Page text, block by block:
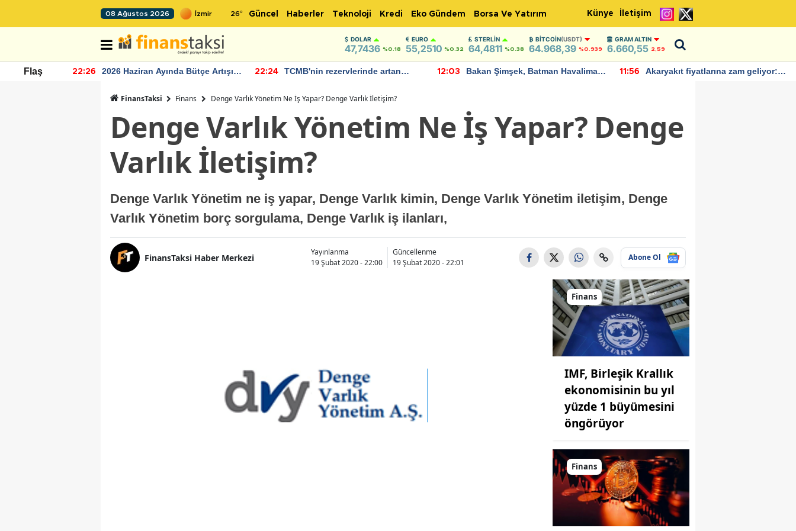
08 Ağustos 2026 26° Güncel Haberler Teknoloji Kredi Eko Gündem Borsa Ve Yatırım Künye İletişim
DOLAR
47,7436 %0.18
EURO
55,2510 %0.32
STERLIN
64,4811 %0.38
BITCOIN(USDT)
64.968,39 %0.939
GRAM ALTIN
6.660,55 2,59
Flaş 22:26
2026 Haziran Ayında Bütçe Artışı
22:24
TCMB'nin rezervlerinde artan
12:03
Bakan Şimşek, Batman Havalimanı
11:56
Akaryakıt fiyatlarına zam geliyor:
FinansTaksi Finans Denge Varlık Yönetim Ne İş Yapar? Denge Varlık İletişim?
Denge Varlık Yönetim Ne İş Yapar? Denge
Varlık İletişim?
Denge Varlık Yönetim ne iş yapar, Denge Varlık kimin, Denge Varlık Yönetim iletişim, Denge
Varlık Yönetim borç sorgulama, Denge Varlık iş ilanları,
FinansTaksi Haber Merkezi
Yayınlanma
19 Şubat 2020 - 22:00
Güncellenme
19 Şubat 2020 - 22:01
Abone Ol
Finans
IMF, Birleşik Krallık
ekonomisinin bu yıl
yüzde 1 büyümesini
öngörüyor
Finans